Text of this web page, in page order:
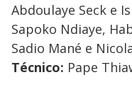
Abdoulaye Seck e
Sapoko Ndiaye,
Sadio Mané e
Técnico: Pape